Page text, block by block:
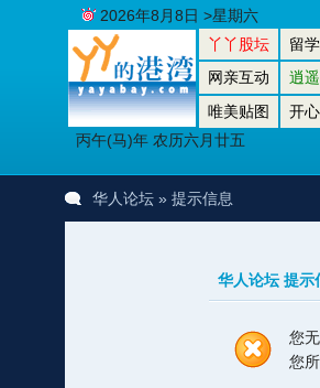
丫丫股坛 留
网亲互动
逍
唯美贴图
开
丙午(马)年 农历六月廿五
2026年8月8日 >星期六
华人论坛» 提示信息
华人论坛 提示
您
您